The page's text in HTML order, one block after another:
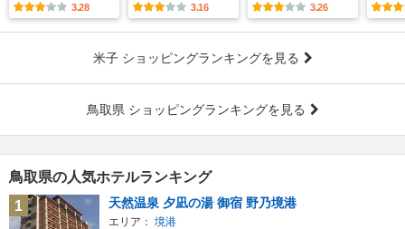
3.28 3.16 3.26
米子 ショッピングランキングを見る
鳥取県 ショッピングランキングを見る
鳥取県の人気ホテルランキング
1
天然温泉 夕凪の湯 御宿 野乃境港
エリア： 境港